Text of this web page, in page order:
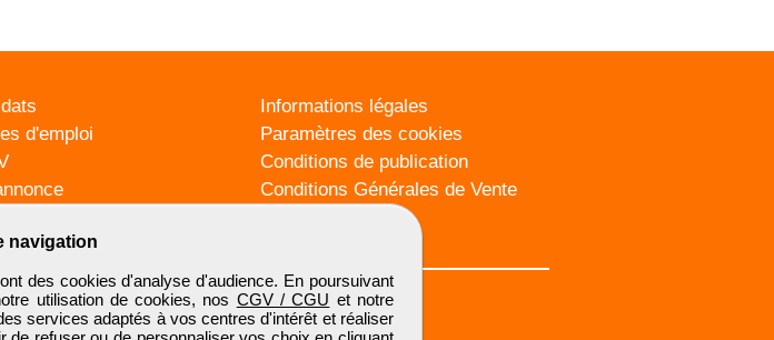
navigation
des cookies d'analyse d'audience. En poursuivant
utilisation de cookies, nos CGV / CGU et notre
services adaptés à vos centres d'intérêt et réaliser
d'emploi
Informations légales
Paramètres des cookies
Conditions de publication
Conditions Générales de Vente